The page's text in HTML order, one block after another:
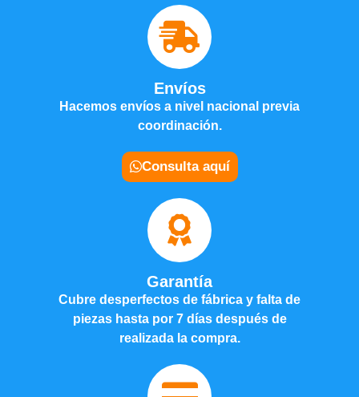
Envíos
Hacemos envíos a nivel nacional previa
coordinación.
Consulta aquí
Garantía
Cubre desperfectos de fábrica y falta de
piezas hasta por 7 días después de
realizada la compra.